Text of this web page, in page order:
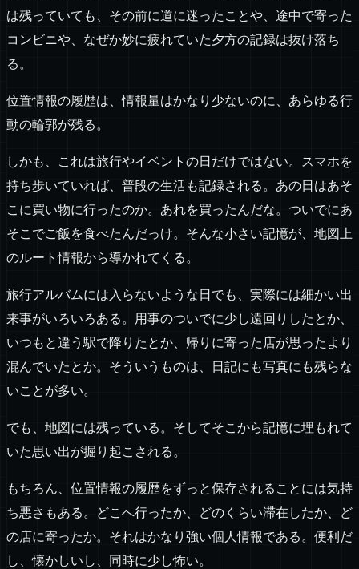
は残っていても、その前に道に迷ったことや、途中で寄った
コンビニや、なぜか妙に疲れていた夕方の記録は抜け落ち
る。
位置情報の履歴は、情報量はかなり少ないのに、あらゆる行
動の輪郭が残る。
しかも、これは旅行やイベントの日だけではない。スマホを
持ち歩いていれば、普段の生活も記録される。あの日はあそ
こに買い物に行ったのか。あれを買ったんだな。ついでにあ
そこでご飯を食べたんだっけ。そんな小さい記憶が、地図上
のルート情報から導かれてくる。
旅行アルバムには入らないような日でも、実際には細かい出
来事がいろいろある。用事のついでに少し遠回りしたとか、
いつもと違う駅で降りたとか、帰りに寄った店が思ったより
混んでいたとか。そういうものは、日記にも写真にも残らな
いことが多い。
でも、地図には残っている。そしてそこから記憶に埋もれて
いた思い出が掘り起こされる。
もちろん、位置情報の履歴をずっと保存されることには気持
ち悪さもある。どこへ行ったか、どのくらい滞在したか、ど
の店に寄ったか。それはかなり強い個人情報である。便利だ
し、懐かしいし、同時に少し怖い。